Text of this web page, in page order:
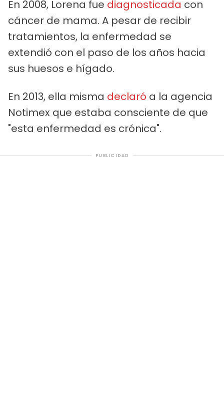
En 2008, Lorena fue diagnosticada con
cáncer de mama. A pesar de recibir
tratamientos, la enfermedad se
extendió con el paso de los años hacia
sus huesos e hígado.
En 2013, ella misma declaró a la agencia
Notimex que estaba consciente de que
"esta enfermedad es crónica".
PUBLICIDAD